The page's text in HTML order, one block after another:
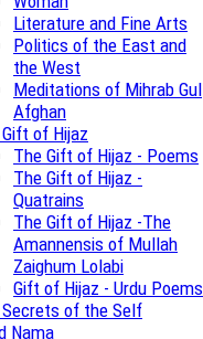
Literature and Fine Arts
Politics of the East and
the West
Meditations of Mihrab Gul
Afghan
of Hijaz
The Gift of Hijaz - Poems
The Gift of Hijaz -
Quatrains
The Gift of Hijaz -The
Amannensis of Mullah
Zaighum Lolabi
Gift of Hijaz - Urdu Poems
of the Self
Nama